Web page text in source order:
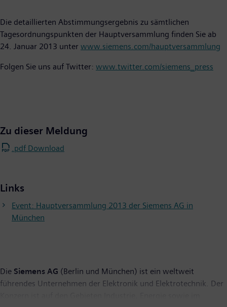
Die detaillierten Abstimmungsergebnis zu sämtlichen
Tagesordnungspunkten der Hauptversammlung finden Sie ab
24. Januar 2013 unter www.siemens.com/hauptversammlung
Folgen Sie uns auf Twitter: www.twitter.com/siemens_press
Zu dieser Meldung
.pdf Download
Links
Event: Hauptversammlung 2013 der Siemens AG in
München
Die Siemens AG (Berlin und München) ist ein weltweit
führendes Unternehmen der Elektronik und Elektrotechnik. Der